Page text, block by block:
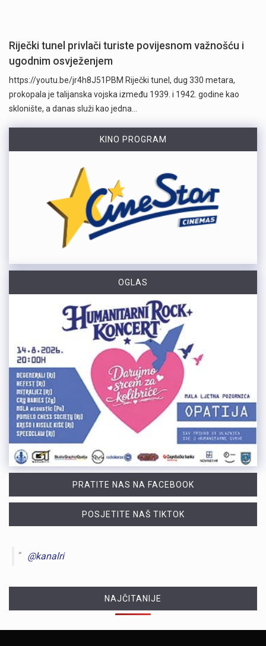
Riječki tunel privlači turiste povijesnom važnošću i
ugodnim osvježenjem
https://youtu.be/jr4h8J51PBM Riječki tunel, dug 330 metara,
prokopala je talijanska vojska između 1939. i 1942. godine kao
sklonište, a danas služi kao jedna…
KINO PROGRAM
OGLAS
PRATITE NAS NA FACEBOOK
POSJETITE NAŠ TIKTOK
@kanalri
NAJČITANIJE